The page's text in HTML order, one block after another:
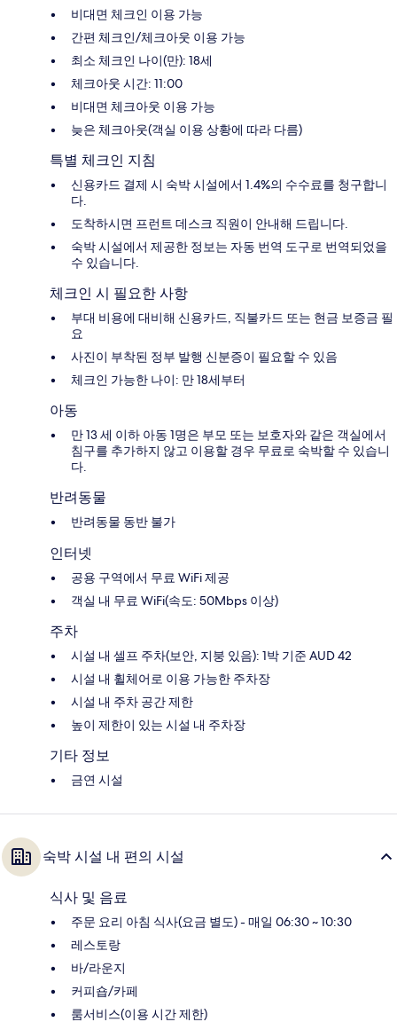
비대면 체크인 이용 가능
간편 체크인/체크아웃 이용 가능
최소 체크인 나이(만): 18세
체크아웃 시간: 11:00
비대면 체크아웃 이용 가능
늦은 체크아웃(객실 이용 상황에 따라 다름)
특별 체크인 지침
신용카드 결제 시 숙박 시설에서 1.4%의 수수료를 청구합니
다.
도착하시면 프런트 데스크 직원이 안내해 드립니다.
숙박 시설에서 제공한 정보는 자동 번역 도구로 번역되었을
수 있습니다.
체크인 시 필요한 사항
부대 비용에 대비해 신용카드, 직불카드 또는 현금 보증금 필
요
사진이 부착된 정부 발행 신분증이 필요할 수 있음
체크인 가능한 나이: 만 18세부터
아동
만 13 세 이하 아동 1명은 부모 또는 보호자와 같은 객실에서
침구를 추가하지 않고 이용할 경우 무료로 숙박할 수 있습니
다.
반려동물
반려동물 동반 불가
인터넷
공용 구역에서 무료 WiFi 제공
객실 내 무료 WiFi(속도: 50Mbps 이상)
주차
시설 내 셀프 주차(보안, 지붕 있음): 1박 기준 AUD 42
시설 내 휠체어로 이용 가능한 주차장
시설 내 주차 공간 제한
높이 제한이 있는 시설 내 주차장
기타 정보
금연 시설
숙박 시설 내 편의 시설
식사 및 음료
주문 요리 아침 식사(요금 별도) - 매일 06:30 ~ 10:30
레스토랑
바/라운지
커피숍/카페
룸서비스(이용 시간 제한)